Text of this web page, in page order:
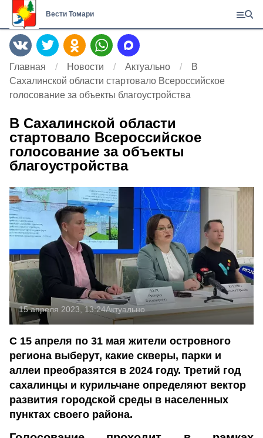
Вести Томари
Главная Новости Актуально
В
Сахалинской области стартовало Всероссийское
голосование за объекты благоустройства
В Сахалинской области
стартовало Всероссийское
голосование за объекты
благоустройства
15 апреля 2023, 13:24Актуально
С 15 апреля по 31 мая жители островного
региона выберут, какие скверы, парки и
аллеи преобразятся в 2024 году. Третий год
сахалинцы и курильчане определяют вектор
развития городской среды в населенных
пунктах своего района.